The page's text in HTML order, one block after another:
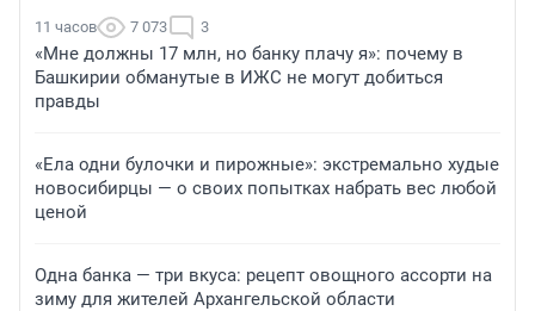
11 часов 7 073 3
«Мне должны 17 млн, но банку плачу я»: почему в
Башкирии обманутые в ИЖС не могут добиться
правды
«Ела одни булочки и пирожные»: экстремально худые
новосибирцы — о своих попытках набрать вес любой
ценой
Одна банка — три вкуса: рецепт овощного ассорти на
зиму для жителей Архангельской области